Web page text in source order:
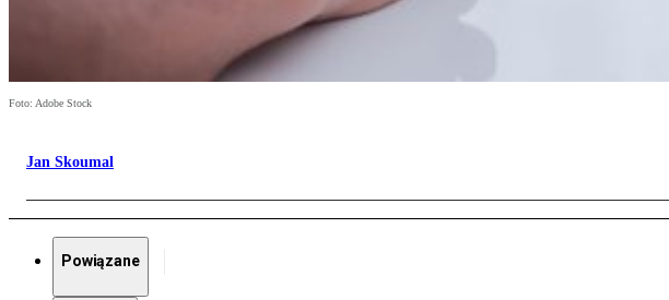
Foto: Adobe Stock
Jan Skoumal
Powiązane